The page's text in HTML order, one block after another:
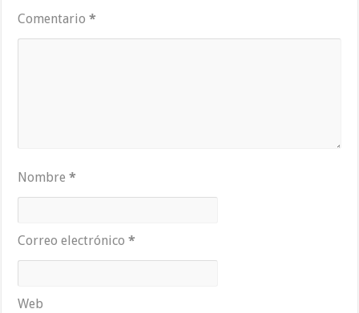
Comentario*
Nombre*
Correo electrónico*
Web